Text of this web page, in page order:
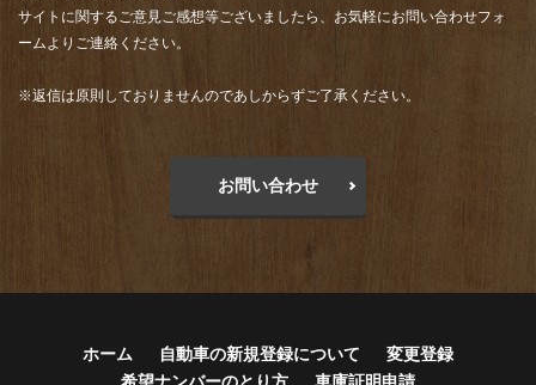
サイトに関するご意見ご感想等ございましたら、お気軽にお問い合わせフォ
ームよりご連絡ください。
※返信は原則しておりませんのであしからずご了承ください。
お問い合わせ
ホーム 自動車の新規登録について
変更登録
希望ナンバーのとり方
車庫証明申請